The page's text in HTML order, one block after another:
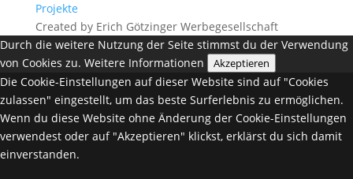
Projekte
Created by Erich Götzinger Werbegesellschaft
Durch die weitere Nutzung der Seite stimmst du der Verwendung
von Cookies zu. Weitere Informationen Akzeptieren
Die Cookie-Einstellungen auf dieser Website sind auf "Cookies
zulassen" eingestellt, um das beste Surferlebnis zu ermöglichen.
Wenn du diese Website ohne Änderung der Cookie-Einstellungen
verwendest oder auf "Akzeptieren" klickst, erklärst du sich damit
einverstanden.